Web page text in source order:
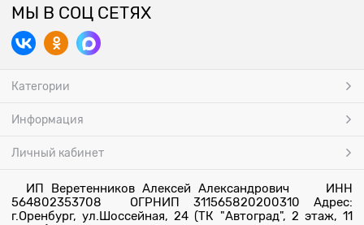
МЫ В СОЦ СЕТЯХ
Категории
Информация
Личный кабинет
ИП Веретенников Алексей Александрович ИНН
564802353708 ОГРНИП 311565820200310 Адрес:
г.Оренбург, ул.Шоссейная, 24 (ТК "Автоград", 2 этаж, 11